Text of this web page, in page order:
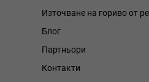
Източване на гориво от
Блог
Партньори
Контакти